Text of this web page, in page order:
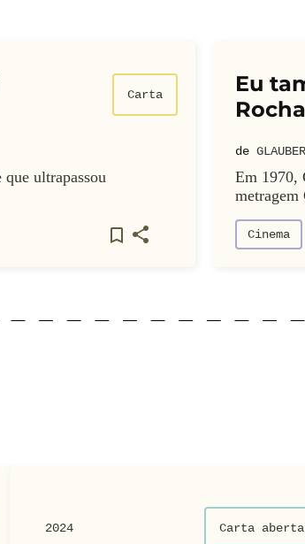
Carta
ultrapassou
Eu
Rocha
de
Em 1970,
metragem
Cinema
2024 Carta aberta